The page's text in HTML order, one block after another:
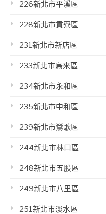
226新北市平溪區
228新北市貢寮區
231新北市新店區
233新北市烏來區
234新北市永和區
235新北市中和區
239新北市鶯歌區
244新北市林口區
248新北市五股區
249新北市八里區
251新北市淡水區